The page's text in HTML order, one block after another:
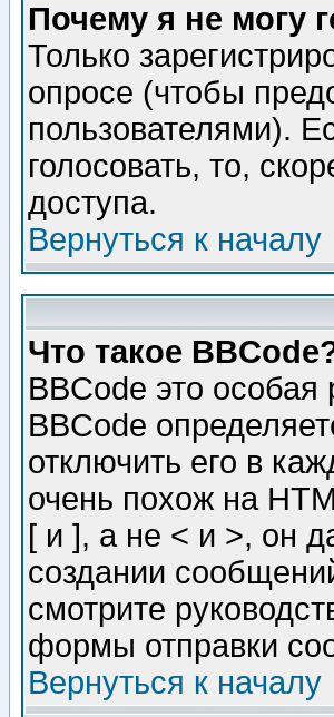
Почему я не могу
Только
опросе (чтобы
пользователями).
голосовать, то,
доступа.
Вернуться к началу
Что такое
BBCode это
BBCode
отключить его в
очень похож на
[ и ], а не < и >, он
создании
смотрите
формы отправки
Вернуться к началу